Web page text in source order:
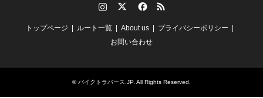
RSS
トップページ ルート一覧 About us
プライバシーポリシー
お問い合わせ
© バイクトラバース.JP. All Rights Reserved.